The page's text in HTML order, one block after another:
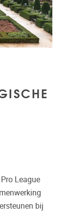
League
bij